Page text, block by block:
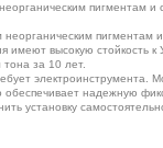
пигментам и
неорганическим пигментам
имеют высокую стойкость
тона за 10 лет.
электроинструмента.
обеспечивает надежную
установку